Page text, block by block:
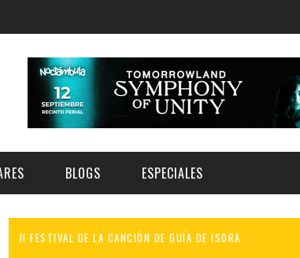
MUSEOS
BLOGS ESPECIALES
FESTIVAL BOREAL 2026
II FESTIVAL DE LA CANCIÓN DE GUÍA DE ISORA